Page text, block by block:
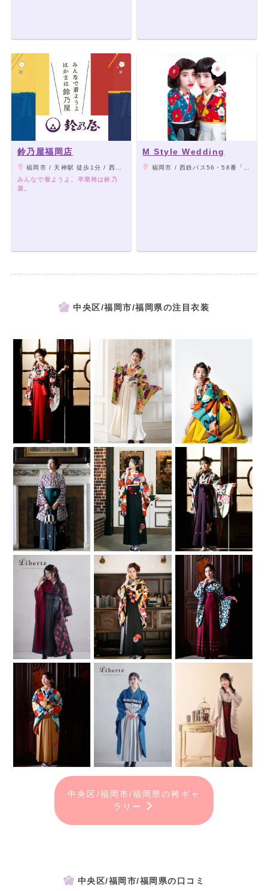
鈴乃屋福岡店
福岡市 / 天神駅 徒歩1分 / 西鉄福岡(天神)駅 徒歩6分
みんなで着ようよ、卒業袴は鈴乃
屋。
M Style Wedding
福岡市 / 西鉄バス56・58番「動物園前」徒歩1分/地下鉄七隈線「薬院大通」駅 徒歩15分
中央区/福岡市/福岡県の注目衣装
中央区/福岡市/福岡県の袴ギャ
ラリー
中央区/福岡市/福岡県の口コミ